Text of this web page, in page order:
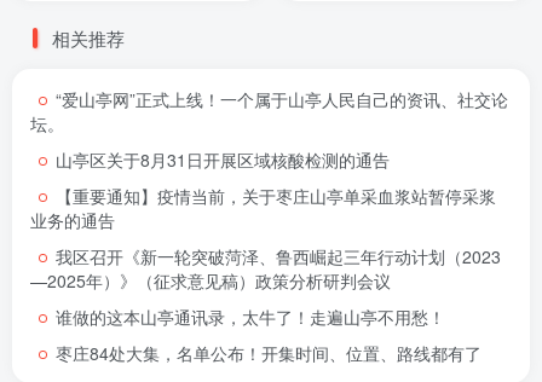
相关推荐
“爱山亭网”正式上线！一个属于山亭人民自己的资讯、社交论
坛。
山亭区关于8月31日开展区域核酸检测的通告
【重要通知】疫情当前，关于枣庄山亭单采血浆站暂停采浆
业务的通告
我区召开《新一轮突破菏泽、鲁西崛起三年行动计划（2023
—2025年）》（征求意见稿）政策分析研判会议
谁做的这本山亭通讯录，太牛了！走遍山亭不用愁！
枣庄84处大集，名单公布！开集时间、位置、路线都有了